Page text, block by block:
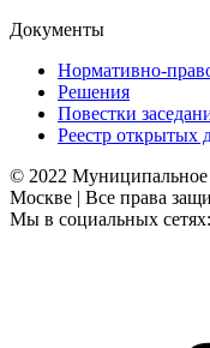
Документы
Нормативно-
Решения
Повестки
Реестр открытых
© 2022 Муниципальное
Москве | Все права
Мы в социальных сетях: